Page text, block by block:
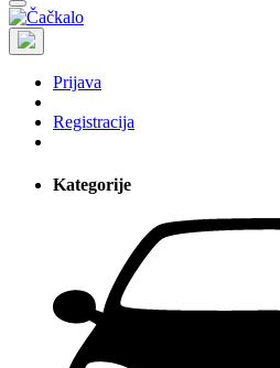
Prijava
Registracija
Kategorije